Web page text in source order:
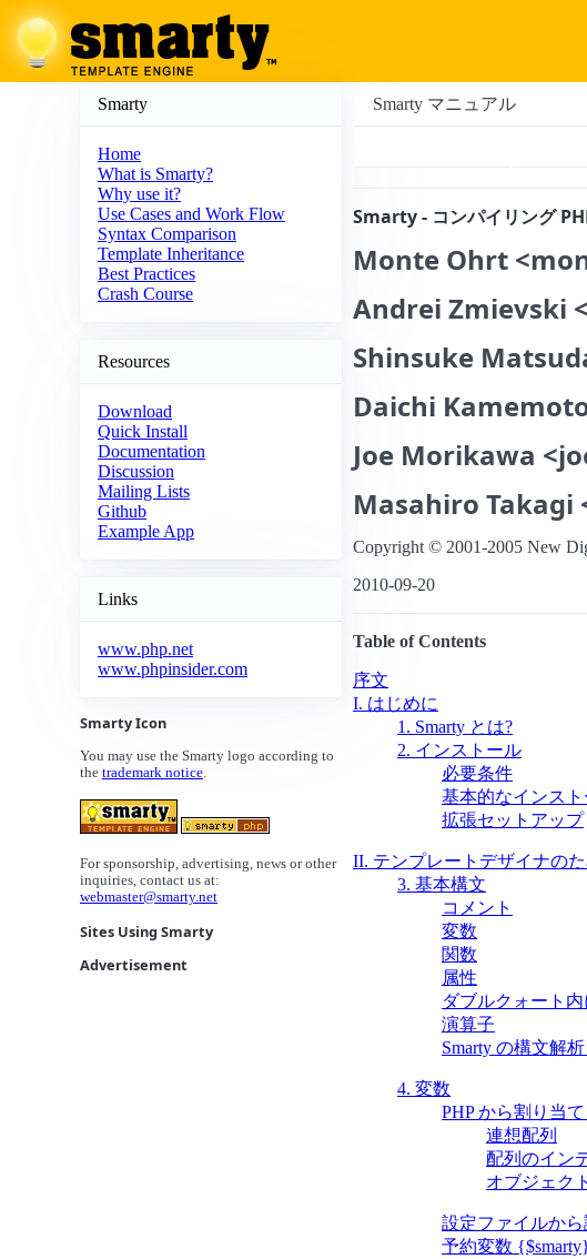
Smarty
Home
What is Smarty?
Why use it?
Use Cases and Work Flow
Syntax Comparison
Template Inheritance
Best Practices
Crash Course
Resources
Download
Quick Install
Documentation
Discussion
Mailing Lists
Github
Example App
Links
www.php.net
www.phpinsider.com
Smarty Icon
You may use the Smarty logo according to
the trademark notice.
For sponsorship, advertising, news or other
inquiries, contact us at:
webmaster@smarty.net
Sites Using Smarty
Advertisement
Smarty マニュアル
Smarty - コンパイリング
Monte Ohrt
Andrei Zmievski
Shinsuke
Daichi
Joe Morikawa
Masahiro Takagi
Copyright © 2001-2005 New
2010-09-20
Table of Contents
序文
I. はじめに
1. Smarty とは?
2. インストール
必要条件
基本的なインス
拡張セットアップ
II. テンプレートデザイナのた
3. 基本構文
コメント
変数
関数
属性
ダブルクォート
演算子
Smarty の構文解
4. 変数
PHP から割り当
連想配列
配列のイン
オブジェクト
設定ファイルか
予約変数